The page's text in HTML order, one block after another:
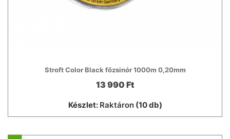
Stroft Color Black főzsinór 1000m 0,20mm
13 990 Ft
Készlet: Raktáron(10 db)